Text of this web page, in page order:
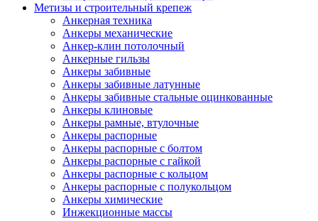
Метизы и строительный крепеж
Анкерная техника
Анкеры механические
Анкер-клин потолочный
Анкерные гильзы
Анкеры забивные
Анкеры забивные латунные
Анкеры забивные стальные оцинкованные
Анкеры клиновые
Анкеры рамные, втулочные
Анкеры распорные
Анкеры распорные с болтом
Анкеры распорные с гайкой
Анкеры распорные с кольцом
Анкеры распорные с полукольцом
Анкеры химические
Инжекционные массы